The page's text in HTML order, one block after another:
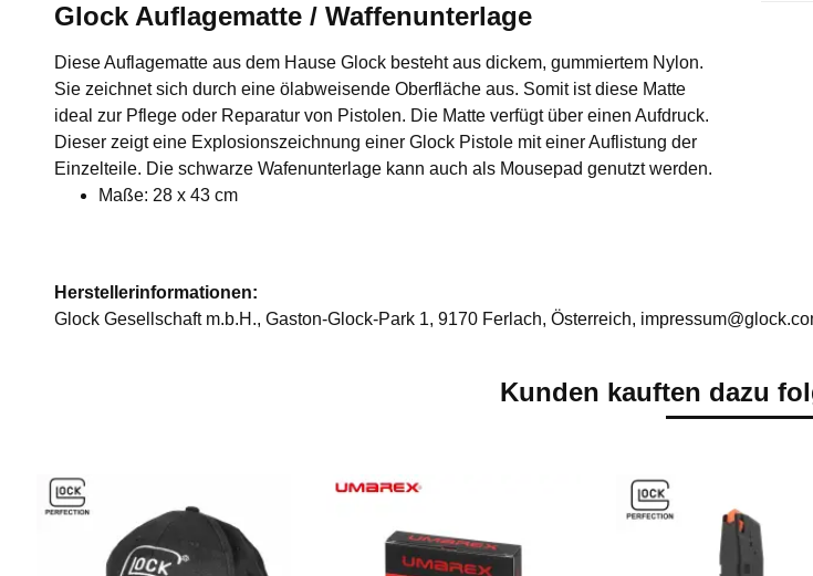
Glock Auflagematte / Waffenunterlage
Diese Auflagematte aus dem Hause Glock besteht aus dickem, gummiertem Nylon.
Sie zeichnet sich durch eine ölabweisende Oberfläche aus. Somit ist diese Matte
ideal zur Pflege oder Reparatur von Pistolen. Die Matte verfügt über einen Aufdruck.
Dieser zeigt eine Explosionszeichnung einer Glock Pistole mit einer Auflistung der
Einzelteile. Die schwarze Wafenunterlage kann auch als Mousepad genutzt werden.
Maße: 28 x 43 cm
Herstellerinformationen:
Glock Gesellschaft m.b.H., Gaston-Glock-Park 1, 9170 Ferlach, Österreich,
Kunden kauften dazu